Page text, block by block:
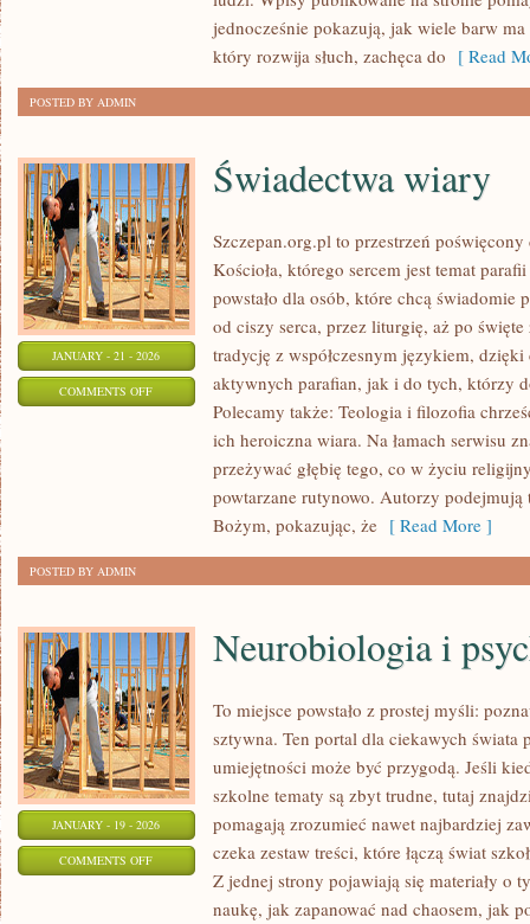
jednocześnie pokazują, jak wiele barw
który rozwija słuch, zachęca do [ Read
POSTED BY ADMIN
JANUARY - 21 - 2026
COMMENTS OFFON
ŚWIADECTWA
Świadectwa wiary
Szczepan.org.pl to przestrzeń
Kościoła, którego sercem jest temat
powstało dla osób, które chcą świadomie
od ciszy serca, przez liturgię, aż po święte
tradycję z współczesnym językiem,
aktywnych parafian, jak i do tych, którzy
Polecamy także: Teologia i filozofia
ich heroiczna wiara. Na łamach serwisu
przeżywać głębię tego, co w życiu
powtarzane rutynowo. Autorzy podejmują
Bożym, pokazując, że [ Read More ]
POSTED BY ADMIN
JANUARY - 19 - 2026
COMMENTS OFFON
NEUROBIOLOGIA
Neurobiologia i
To miejsce powstało z prostej myśli:
sztywna. Ten portal dla ciekawych świata
umiejętności może być przygodą. Jeśli
szkolne tematy są zbyt trudne, tutaj
pomagają zrozumieć nawet najbardziej
czeka zestaw treści, które łączą świat
Z jednej strony pojawiają się materiały o
naukę, jak zapanować nad chaosem, jak